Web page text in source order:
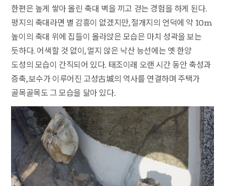
한편은 높게 쌓아 올린 축대 벽을 끼고 걷는 경험을 하게 된다.
평지의 축대라면 별 감흥이 없겠지만, 절개지의 언덕에 약 10m
높이의 축대 위에 집들이 올라앉은 모습은 마치 성곽을 보는
듯하다. 어색할 것 없이, 멀지 않은 낙산 능선에는 옛 한양
도성의 모습이 간직되어 있다. 태조이래 오랜 시간 동안 축성과
증축, 보수가 이루어진 고성古城의 역사를 연결하며 주택가
골목골목도 그 모습을 닮아 있다.